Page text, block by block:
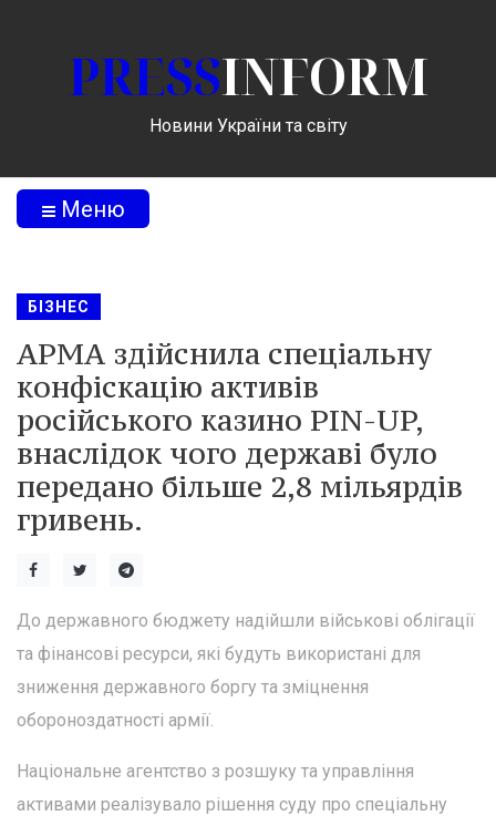
PRESSINFORM
Новини України та світу
Меню
БІЗНЕС
АРМА здійснила спеціальну
конфіскацію активів
російського казино PIN-UP,
внаслідок чого державі було
передано більше 2,8 мільярдів
гривень.
До державного бюджету надійшли військові облігації
та фінансові ресурси, які будуть використані для
зниження державного боргу та зміцнення
обороноздатності армії.
Національне агентство з розшуку та управління
активами реалізувало рішення суду про спеціальну